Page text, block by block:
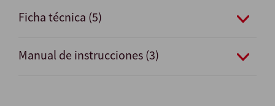
Ficha técnica (5)
Manual de instrucciones (3)